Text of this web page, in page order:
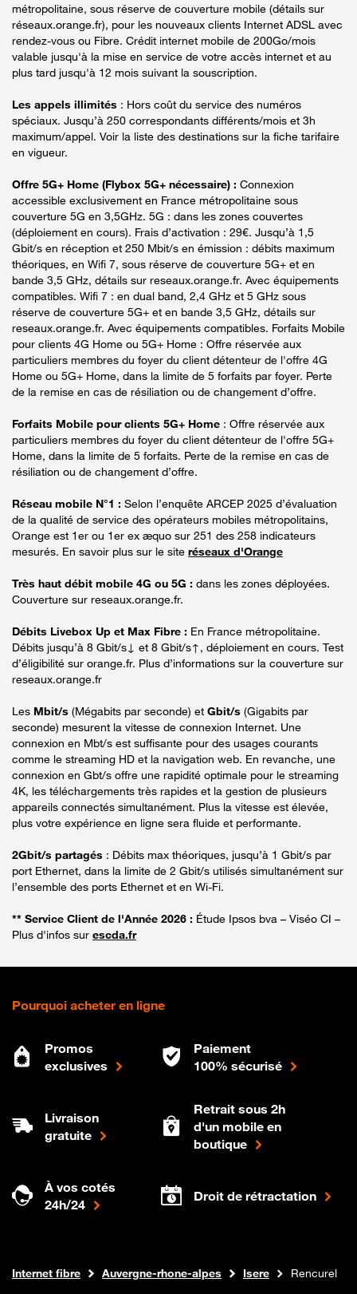
métropolitaine, sous réserve de couverture mobile (détails sur
réseaux.orange.fr), pour les nouveaux clients Internet ADSL avec
rendez-vous ou Fibre. Crédit internet mobile de 200Go/mois
valable jusqu'à la mise en service de votre accès internet et au
plus tard jusqu'à 12 mois suivant la souscription.
Les appels illimités : Hors coût du service des numéros
spéciaux. Jusqu’à 250 correspondants différents/mois et 3h
maximum/appel. Voir la liste des destinations sur la fiche tarifaire
en vigueur.
Offre 5G+ Home (Flybox 5G+ nécessaire) : Connexion
accessible exclusivement en France métropolitaine sous
couverture 5G en 3,5GHz. 5G : dans les zones couvertes
(déploiement en cours). Frais d’activation : 29€. Jusqu’à 1,5
Gbit/s en réception et 250 Mbit/s en émission : débits maximum
théoriques, en Wifi 7, sous réserve de couverture 5G+ et en
bande 3,5 GHz, détails sur reseaux.orange.fr. Avec équipements
compatibles. Wifi 7 : en dual band, 2,4 GHz et 5 GHz sous
réserve de couverture 5G+ et en bande 3,5 GHz, détails sur
reseaux.orange.fr. Avec équipements compatibles. Forfaits Mobile
pour clients 4G Home ou 5G+ Home : Offre réservée aux
particuliers membres du foyer du client détenteur de l'offre 4G
Home ou 5G+ Home, dans la limite de 5 forfaits par foyer. Perte
de la remise en cas de résiliation ou de changement d’offre.
Forfaits Mobile pour clients 5G+ Home : Offre réservée aux
particuliers membres du foyer du client détenteur de l'offre 5G+
Home, dans la limite de 5 forfaits. Perte de la remise en cas de
résiliation ou de changement d’offre.
Réseau mobile N°1 : Selon l’enquête ARCEP 2025 d’évaluation
de la qualité de service des opérateurs mobiles métropolitains,
Orange est 1er ou 1er ex æquo sur 251 des 258 indicateurs
mesurés. En savoir plus sur le site réseaux d'Orange
Très haut débit mobile 4G ou 5G : dans les zones déployées.
Couverture sur reseaux.orange.fr.
Débits Livebox Up et Max Fibre : En France métropolitaine.
Débits jusqu’à 8 Gbit/s↓ et 8 Gbit/s↑, déploiement en cours. Test
d’éligibilité sur orange.fr. Plus d’informations sur la couverture sur
reseaux.orange.fr
Les Mbit/s (Mégabits par seconde) et Gbit/s (Gigabits par
seconde) mesurent la vitesse de connexion Internet. Une
connexion en Mbt/s est suffisante pour des usages courants
comme le streaming HD et la navigation web. En revanche, une
connexion en Gbt/s offre une rapidité optimale pour le streaming
4K, les téléchargements très rapides et la gestion de plusieurs
appareils connectés simultanément. Plus la vitesse est élevée,
plus votre expérience en ligne sera fluide et performante.
2Gbit/s partagés : Débits max théoriques, jusqu’à 1 Gbit/s par
port Ethernet, dans la limite de 2 Gbit/s utilisés simultanément sur
l’ensemble des ports Ethernet et en Wi-Fi.
** Service Client de l'Année 2026 : Étude Ipsos bva – Viséo CI –
Plus d'infos sur escda.fr
Pourquoi acheter en ligne
Promos
exclusives
Paiement
100% sécurisé
Livraison
gratuite
Retrait sous 2h
d'un mobile en
boutique
À vos cotés
24h/24
Droit de rétractation
Boutique Orange
Internet fibre Auvergne-rhone-alpes Isere Rencurel